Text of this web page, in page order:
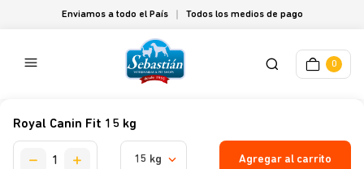
Enviamos a todo el País Todos los medios de pago
0
Royal Canin Fit 15 kg
15 kg Agregar al carrito